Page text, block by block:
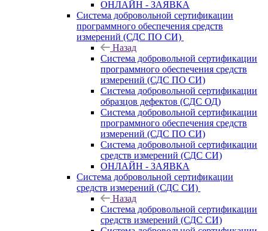
ОНЛАЙН - ЗАЯВКА
Система добровольной сертификации
программного обеспечения средств
измерений (СДС ПО СИ)
Назад
Система добровольной сертификации
программного обеспечения средств
измерений (СДС ПО СИ)
Система добровольной сертификации
образцов дефектов (СДС ОД)
Система добровольной сертификации
программного обеспечения средств
измерений (СДС ПО СИ)
Система добровольной сертификации
средств измерений (СДС СИ)
ОНЛАЙН - ЗАЯВКА
Система добровольной сертификации
средств измерений (СДС СИ)
Назад
Система добровольной сертификации
средств измерений (СДС СИ)